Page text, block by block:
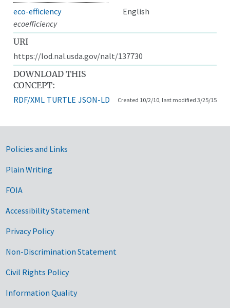
eco-efficiency
English
ecoefficiency
URI
https://lod.nal.usda.gov/nalt/137730
DOWNLOAD THIS
CONCEPT:
RDF/XML TURTLE JSON-LD Created 10/2/10, last modified 3/25/15
Government Links
Policies and Links
Plain Writing
FOIA
Accessibility Statement
Privacy Policy
Non-Discrimination Statement
Civil Rights Policy
Information Quality